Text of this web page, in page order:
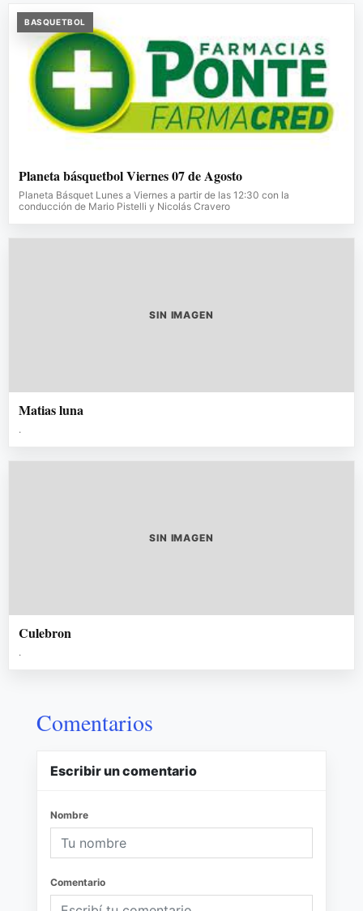
BASQUETBOL
Planeta básquetbol Viernes 07 de Agosto
Planeta Básquet Lunes a Viernes a partir de las 12:30 con la
conducción de Mario Pistelli y Nicolás Cravero
SIN IMAGEN
Matias luna
.
SIN IMAGEN
Culebron
.
Comentarios
Escribir un comentario
Nombre
Comentario